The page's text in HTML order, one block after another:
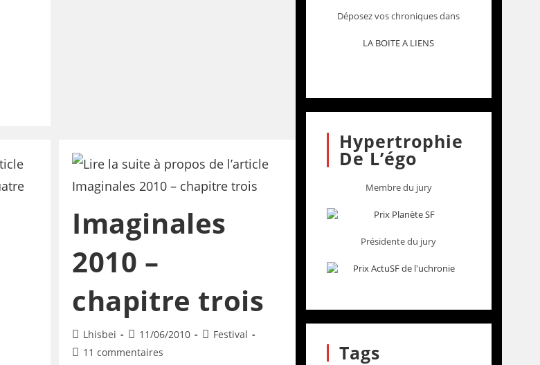
Imaginales
2010 –
chapitre trois
Lhisbei 11/06/2010
Festival
11 commentaires
Déposez vos chroniques dans
LA BOITE A LIENS
Hypertrophie
De L’égo
Membre du jury
Présidente du jury
Tags